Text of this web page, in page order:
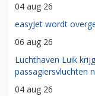
04 aug 26
easyJet wordt
06 aug 26
Luchthaven Luik
passagiersvluchten
04 aug 26